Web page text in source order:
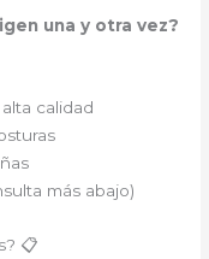
una y otra vez?
calidad
más abajo)
📋